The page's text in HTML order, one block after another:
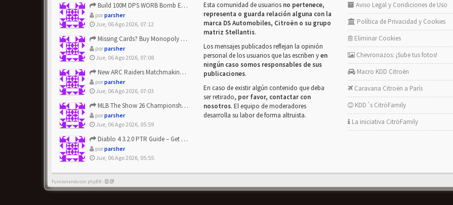
Build 100M DPS WORB Bomb Elementalist Fast - Grab POE Curren...
porparsher
Jue, 06 Ago 2026, 07:12
Missing Cards? Buy Monopoly Go Happy Harvest with Looney Tun...
porparsher
Jue, 06 Ago 2026, 07:08
New ARC Raiders Matchmaking Update: Stop Failed - Grab Bluep...
porparsher
Jue, 06 Ago 2026, 07:03
MLB The Show 26 Championship Series Update! Get Cheap & ...
porparsher
Jue, 06 Ago 2026, 05:59
Diablo 4 3.2.0 PTR Guide – Get 8% Off Items Quickly to Test ...
porparsher
Jue, 06 Ago 2026, 05:55
Esta comunidad de usuarios no pertenece,
representa o guarda relación alguna con la
marca DS Automobiles, Citroën o su grupo
matriz Stellantis.
Los mensajes publicados reflejan la opinión
personal de los usuarios que las escriben yen
ningún caso somos responsables de sus
publicaciones.
En caso de existir algún contenido que deba
ser retirado, por favor, contactar con
nosotros. El equipo de moderadores
desarrolla su labor de forma altruista.
Aviso Legal y Condiciones de Uso
Política de Privacidad y Cookies
Eliminar Cookies
Chevronazos: ¡Sube tus fotos!
Macro KDD Citroën
Caravana Citroën a París
KDD´s CitröFamily
La iniciativa CitröFamily
Funcionando con phpBB -